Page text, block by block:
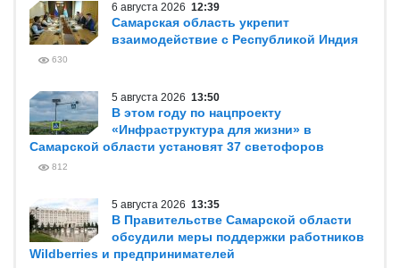
6 августа 2026 12:39
Самарская область укрепит
взаимодействие с Республикой Индия
630
5 августа 2026 13:50
В этом году по нацпроекту
«Инфраструктура для жизни» в
Самарской области установят 37 светофоров
812
5 августа 2026 13:35
В Правительстве Самарской области
обсудили меры поддержки работников
Wildberries и предпринимателей